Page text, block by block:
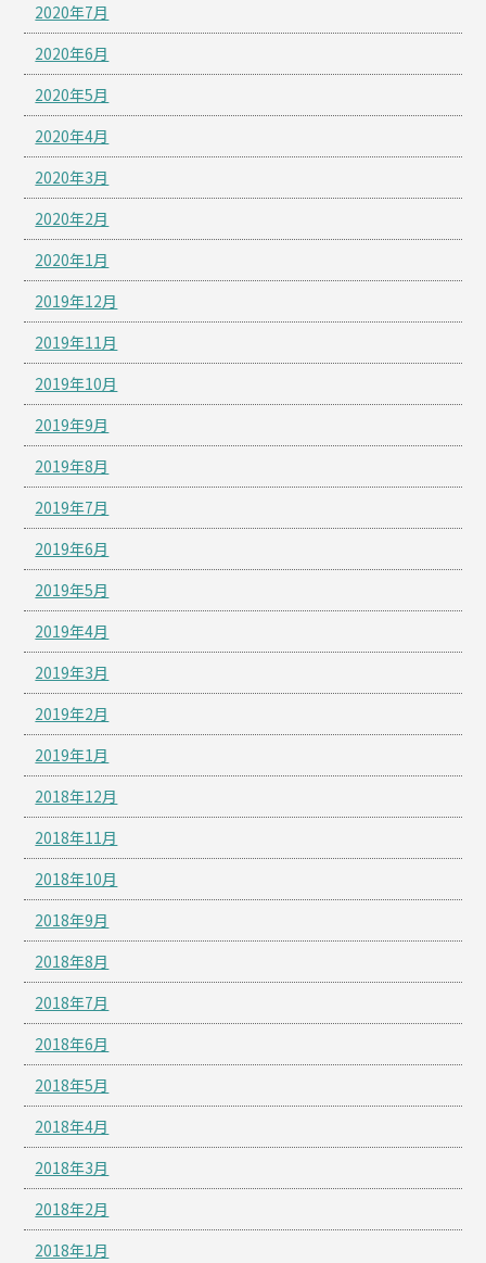
2020年7月
2020年6月
2020年5月
2020年4月
2020年3月
2020年2月
2020年1月
2019年12月
2019年11月
2019年10月
2019年9月
2019年8月
2019年7月
2019年6月
2019年5月
2019年4月
2019年3月
2019年2月
2019年1月
2018年12月
2018年11月
2018年10月
2018年9月
2018年8月
2018年7月
2018年6月
2018年5月
2018年4月
2018年3月
2018年2月
2018年1月